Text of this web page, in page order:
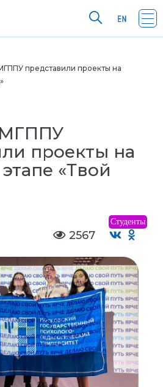
представили проекты на
проекты на
«Твой
Студенты
2567